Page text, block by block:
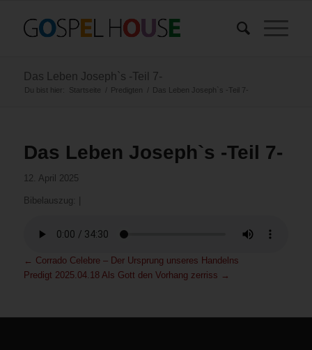
Das Leben Joseph`s -Teil 7-
Du bist hier: Startseite / Predigten / Das Leben Joseph`s -Teil 7-
Das Leben Joseph`s -Teil 7-
12. April 2025
Bibelauszug:
← Corrado Celebre – Der Ursprung unseres Handelns
Predigt 2025.04.18 Als Gott den Vorhang zerriss →